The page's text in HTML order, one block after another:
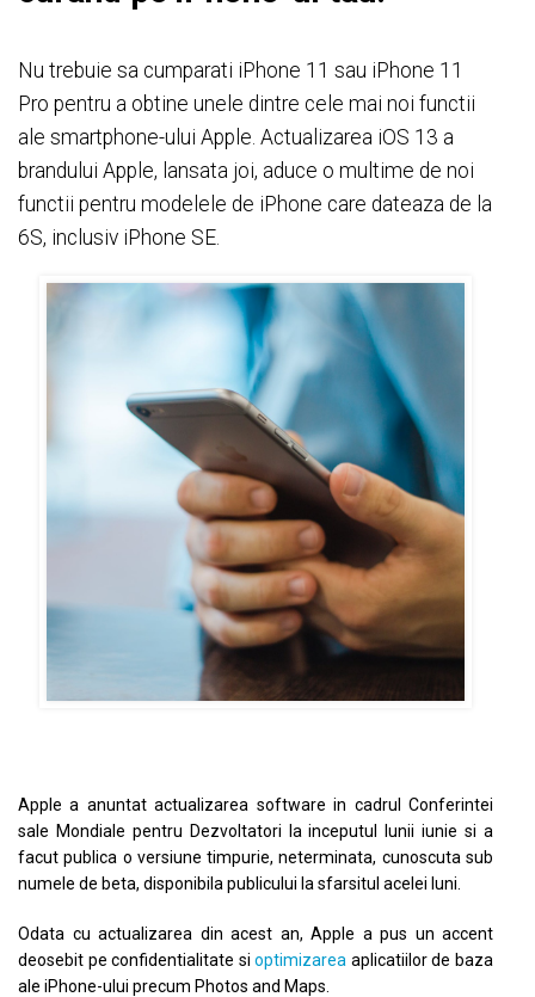
Nu trebuie sa cumparati iPhone 11 sau iPhone 11
Pro pentru a obtine unele dintre cele mai noi functii
ale smartphone-ului Apple. Actualizarea iOS 13 a
brandului Apple, lansata joi, aduce o multime de noi
functii pentru modelele de iPhone care dateaza de la
6S, inclusiv iPhone SE.
Apple a anuntat actualizarea software in cadrul Conferintei
sale Mondiale pentru Dezvoltatori la inceputul lunii iunie si a
facut publica o versiune timpurie, neterminata, cunoscuta sub
numele de beta, disponibila publicului la sfarsitul acelei luni.
Odata cu actualizarea din acest an, Apple a pus un accent
deosebit pe confidentialitate sioptimizarea aplicatiilor de baza
ale iPhone-ului precum Photos and Maps.